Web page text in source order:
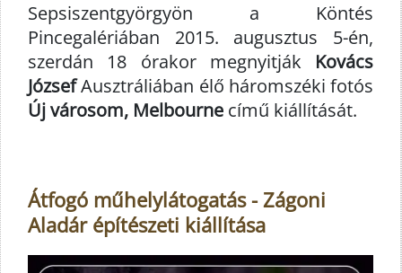
Sepsiszentgyörgyön a Köntés
Pincegalériában 2015. augusztus 5-én,
szerdán 18 órakor megnyitják Kovács
JózsefAusztráliában élő háromszéki fotós
Új városom, Melbourne című kiállítását.
Átfogó műhelylátogatás - Zágoni
Aladár építészeti kiállítása